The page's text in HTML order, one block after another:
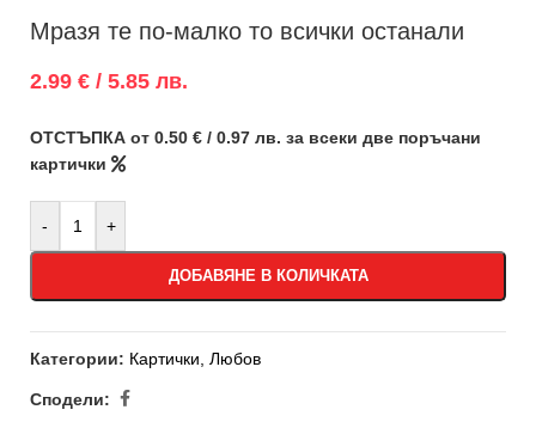
Мразя те по-малко то всички останали
2.99 € / 5.85 лв.
ОТСТЪПКА от 0.50 € / 0.97 лв. за всеки две поръчани
картички
- +
ДОБАВЯНЕ В КОЛИЧКАТА
Категории: Картички Любов
Сподели: